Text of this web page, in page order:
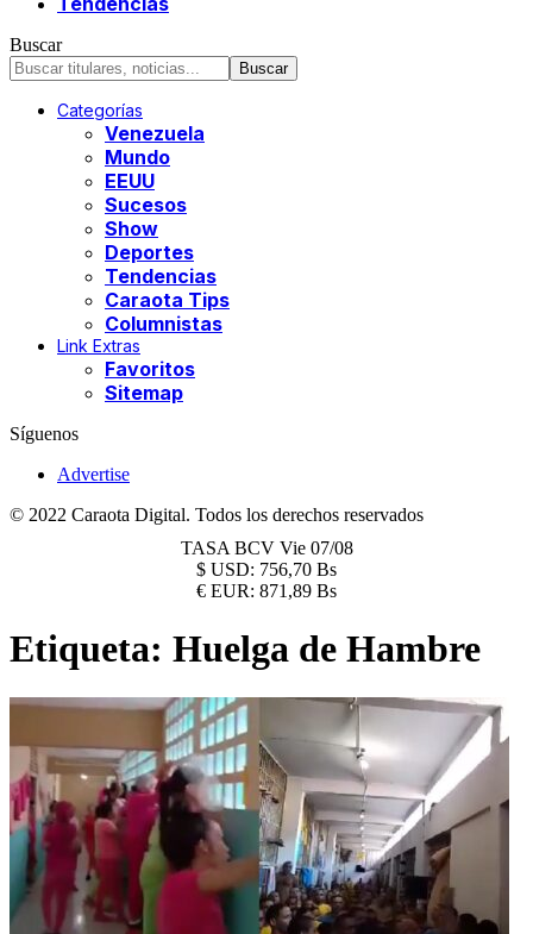
Buscar
Categorías
Venezuela
Mundo
EEUU
Sucesos
Show
Deportes
Tendencias
Caraota Tips
Columnistas
Link Extras
Favoritos
Sitemap
Síguenos
Advertise
© 2022 Caraota Digital. Todos los derechos reservados
TASA BCV Vie 07/08
$ USD: 756,70 Bs
€ EUR: 871,89 Bs
Etiqueta: Huelga de Hambre